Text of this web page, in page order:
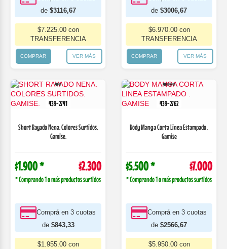
de $3116,67
$7.225.00 con
TRANSFERENCIA
COMPRAR VER MÁS
de $3006,67
$6.970.00 con
TRANSFERENCIA
COMPRAR VER MÁS
439-2741
Short Rayado Nena. Colores Surtidos.
Gamise.
$1.900 * $2.300
* Comprando 1 o más productos surtidos
Comprá en 3 cuotas
de $843,33
$1.955.00 con
439-2762
Body Manga Corta Linea Estampado .
Gamise
$5.500 * $7.000
* Comprando 1 o más productos surtidos
Comprá en 3 cuotas
de $2566,67
$5.950.00 con